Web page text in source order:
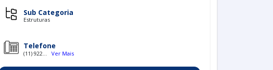
Sub Categoria
Estruturas
Telefone
(11) 922... Ver Mais